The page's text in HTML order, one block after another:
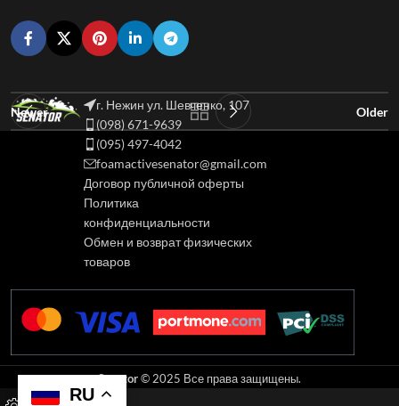
Newer Older
г. Нежин ул. Шевченко, 107
(098) 671-9639
(095) 497-4042
foamactivesenator@gmail.com
Договор публичной оферты
Политика
конфиденциальности
Обмен и возврат физических
товаров
Senator© 2025 Все права защищены.
RU0